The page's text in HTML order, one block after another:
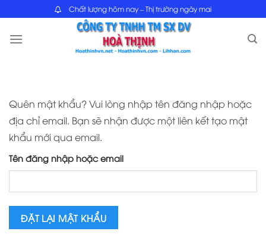
content
Chất lượng hôm nay – Thị trường ngày mai
Quên mật khẩu? Vui lòng nhập tên đăng nhập hoặc
địa chỉ email. Bạn sẽ nhận được một liên kết tạo mật
khẩu mới qua email.
Tên đăng nhập hoặc email
ĐẶT LẠI MẬT KHẨU